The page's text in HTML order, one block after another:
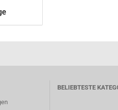
BELIEBTESTE